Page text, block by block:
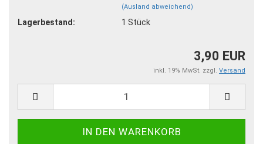
(Ausland abweichend)
Lagerbestand: 1 Stück
3,90 EUR
inkl. 19% MwSt. zzgl. Versand